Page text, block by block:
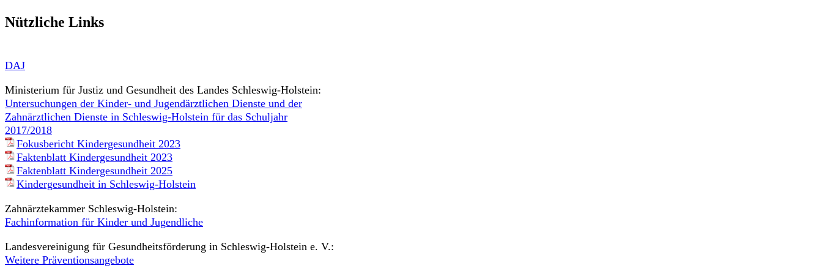
Nützliche Links
DAJ
Ministerium für Justiz und Gesundheit des Landes Schleswig-Holstein:
Untersuchungen der Kinder- und Jugendärztlichen Dienste und der
Zahnärztlichen Dienste in Schleswig-Holstein für das Schuljahr
2017/2018
Fokusbericht Kindergesundheit 2023
Faktenblatt Kindergesundheit 2023
Faktenblatt Kindergesundheit 2025
Kindergesundheit in Schleswig-Holstein
Zahnärztekammer Schleswig-Holstein:
Fachinformation für Kinder und Jugendliche
Landesvereinigung für Gesundheitsförderung in Schleswig-Holstein e. V.:
Weitere Präventionsangebote